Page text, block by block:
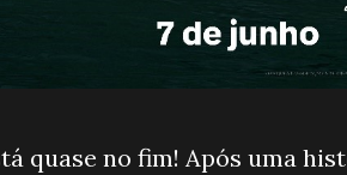
quase no fim! Após uma